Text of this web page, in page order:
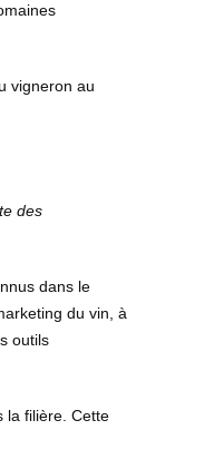
vigneron au
des
dans le
du vin, à
outils
la filière. Cette